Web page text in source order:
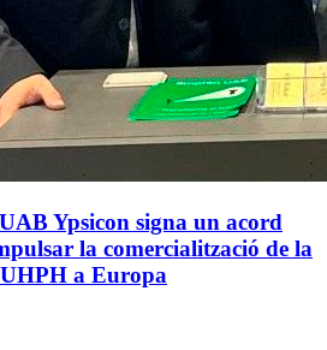
Ypsicon signa un acord
la comercialització de la
a Europa